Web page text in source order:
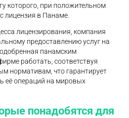
которого, при положительном
лицензия в Панаме.
лицензирования, компания
предоставлению услуг на
панамским
работать, соответствуя
нормативам, что гарантирует
её операций на мировых
понадобятся для